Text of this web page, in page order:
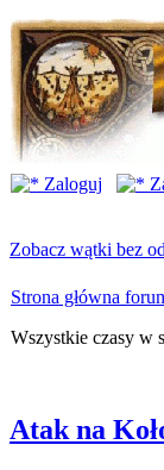
Zaloguj
Zobacz wątki bez
Strona główna
Wszystkie czasy w
Atak na